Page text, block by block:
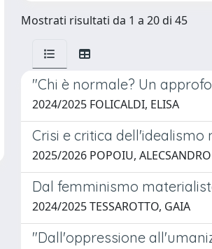
Mostrati risultati da 1 a 20 di 45
"Chi è normale? Un
2024/2025 FOLICALDI, ELISA
Crisi e critica
2025/2026 POPOIU, ALECSANDRO
Dal femminismo
2024/2025 TESSAROTTO, GAIA
"Dall'oppressione